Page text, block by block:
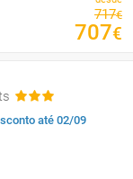
717€
707€
até 02/09